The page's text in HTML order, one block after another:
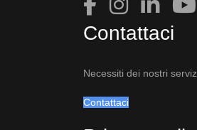
Contattaci
Necessiti dei nostri
Contattaci